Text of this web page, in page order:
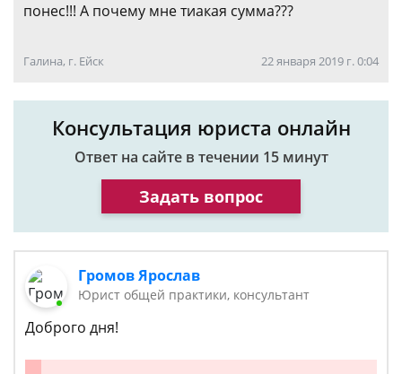
понес!!! А почему мне тиакая сумма???
Галина, г. Ейск 22 января 2019 г. 0:04
Консультация юриста онлайн
Ответ на сайте в течении 15 минут
Задать вопрос
Громов Ярослав
Юрист общей практики, консультант
Доброго дня!